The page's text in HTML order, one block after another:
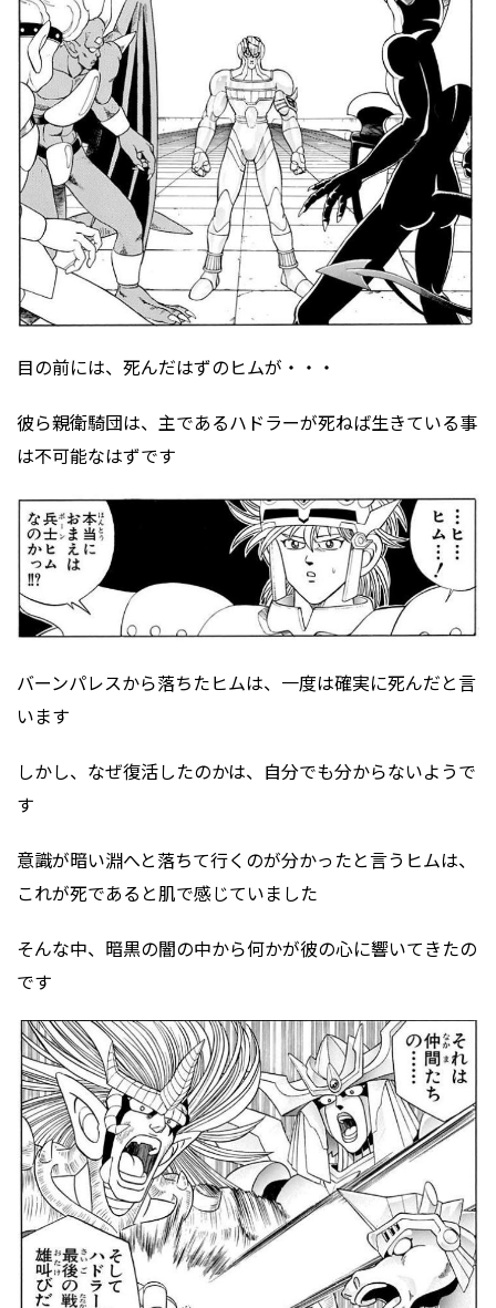
目の前には、死んだはずのヒムが・・・
彼ら親衛騎団は、主であるハドラーが死ねば生きている事
は不可能なはずです
バーンパレスから落ちたヒムは、一度は確実に死んだと言
います
しかし、なぜ復活したのかは、自分でも分からないようで
す
意識が暗い淵へと落ちて行くのが分かったと言うヒムは、
これが死であると肌で感じていました
そんな中、暗黒の闇の中から何かが彼の心に響いてきたの
です